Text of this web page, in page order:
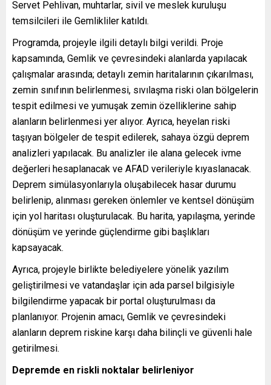
Servet Pehlivan, muhtarlar, sivil ve meslek kuruluşu
temsilcileri ile Gemlikliler katıldı.
Programda, projeyle ilgili detaylı bilgi verildi. Proje
kapsamında, Gemlik ve çevresindeki alanlarda yapılacak
çalışmalar arasında; detaylı zemin haritalarının çıkarılması,
zemin sınıfının belirlenmesi, sıvılaşma riski olan bölgelerin
tespit edilmesi ve yumuşak zemin özelliklerine sahip
alanların belirlenmesi yer alıyor. Ayrıca, heyelan riski
taşıyan bölgeler de tespit edilerek, sahaya özgü deprem
analizleri yapılacak. Bu analizler ile alana gelecek ivme
değerleri hesaplanacak ve AFAD verileriyle kıyaslanacak.
Deprem simülasyonlarıyla oluşabilecek hasar durumu
belirlenip, alınması gereken önlemler ve kentsel dönüşüm
için yol haritası oluşturulacak. Bu harita, yapılaşma, yerinde
dönüşüm ve yerinde güçlendirme gibi başlıkları
kapsayacak.
Ayrıca, projeyle birlikte belediyelere yönelik yazılım
geliştirilmesi ve vatandaşlar için ada parsel bilgisiyle
bilgilendirme yapacak bir portal oluşturulması da
planlanıyor. Projenin amacı, Gemlik ve çevresindeki
alanların deprem riskine karşı daha bilinçli ve güvenli hale
getirilmesi.
Depremde en riskli noktalar belirleniyor